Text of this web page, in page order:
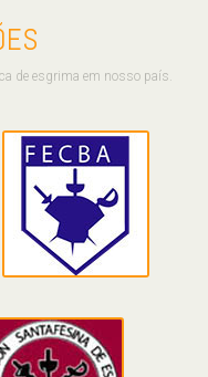
de esgrima em nosso país.